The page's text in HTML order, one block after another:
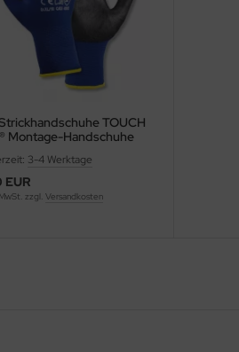
TOUCH
Montage-Handschuhe
3-4 Werktage
zzgl.Versandkosten